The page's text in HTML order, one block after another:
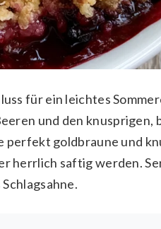
für ein leichtes
und den
goldbraune und
herrlich saftig werden.